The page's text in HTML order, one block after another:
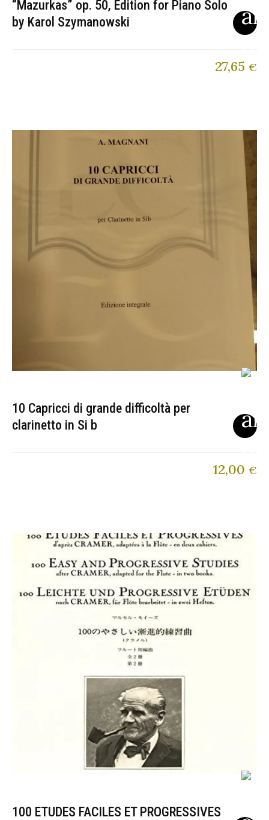
“Mazurkas” op. 50, Edition for Piano Solo
by Karol Szymanowski
27,65 €
10 Capricci di grande difficoltà per
clarinetto in Si b
12,00 €
100 ETUDES FACILES ET PROGRESSIVES